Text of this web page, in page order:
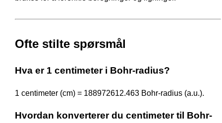
Ofte stilte spørsmål
Hva er 1 centimeter i Bohr-radius?
1 centimeter (cm) = 188972612.463 Bohr-radius (a.u.).
Hvordan konverterer du centimeter til Bohr-